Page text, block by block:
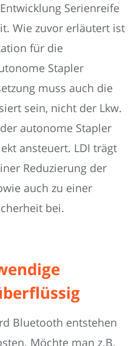
Serienreife
Wie zuvor erläutert ist
für die
Stapler
muss auch die
sein, nicht der Lkw.
autonome Stapler
ansteuert. LDI trägt
Reduzierung der
auch zu einer
bei.
Bluetooth entstehen
Möchte man z.B.